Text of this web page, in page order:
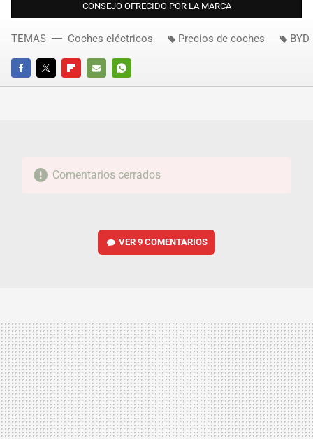
CONSEJO OFRECIDO POR LA MARCA
FACEBOOKTWITTERFLIPBOARD
E-
WHATSAPP
TEMAS Coches eléctricos Precios de coches BYD
Comentarios cerrados
VER9 COMENTARIOS